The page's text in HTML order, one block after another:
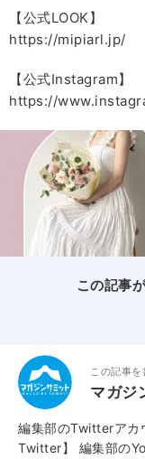
【公式LOOK】
https://mipiarl.jp/
【公式Instagram】
https://
この記事
この記事を
マガジ
編集部のTwitterアカ
Twitter】
編集部の